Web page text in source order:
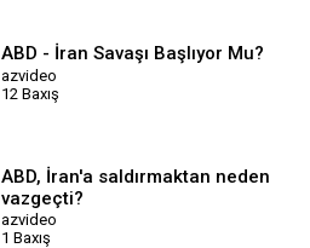
ABD - İran Savaşı Başlıyor Mu?
azvideo
12 Baxış
ABD, İran'a saldırmaktan neden
vazgeçti?
azvideo
1 Baxış